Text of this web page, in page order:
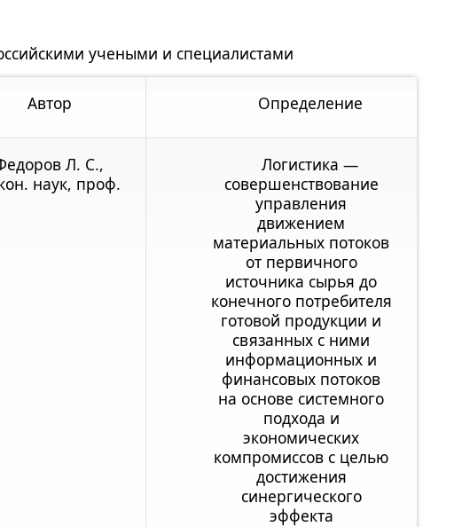
учеными и специалистами
Автор Определение
Л. С.,
наук, проф.
Логистика —
совершенствование
управления
движением
материальных потоков
от первичного
источника сырья до
конечного потребителя
готовой продукции и
связанных с ними
информационных и
финансовых потоков
на основе системного
подхода и
экономических
компромиссов с целью
достижения
синергического
эффекта